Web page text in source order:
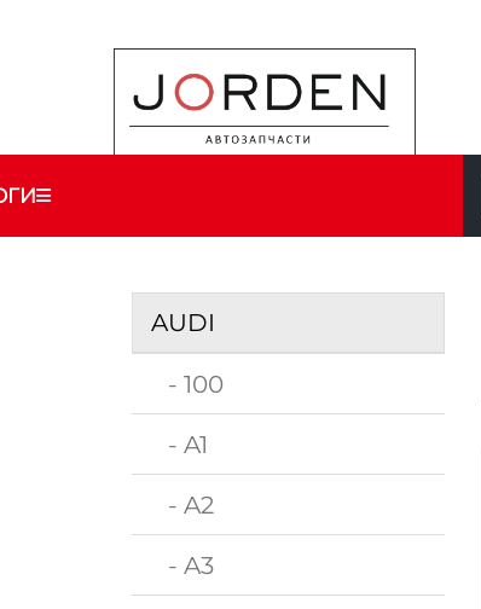
AUDI
- 100
- A1
- A2
- A3